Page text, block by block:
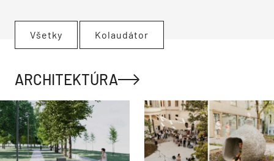
Všetky Kolaudátor
ARCHITEKTÚRA